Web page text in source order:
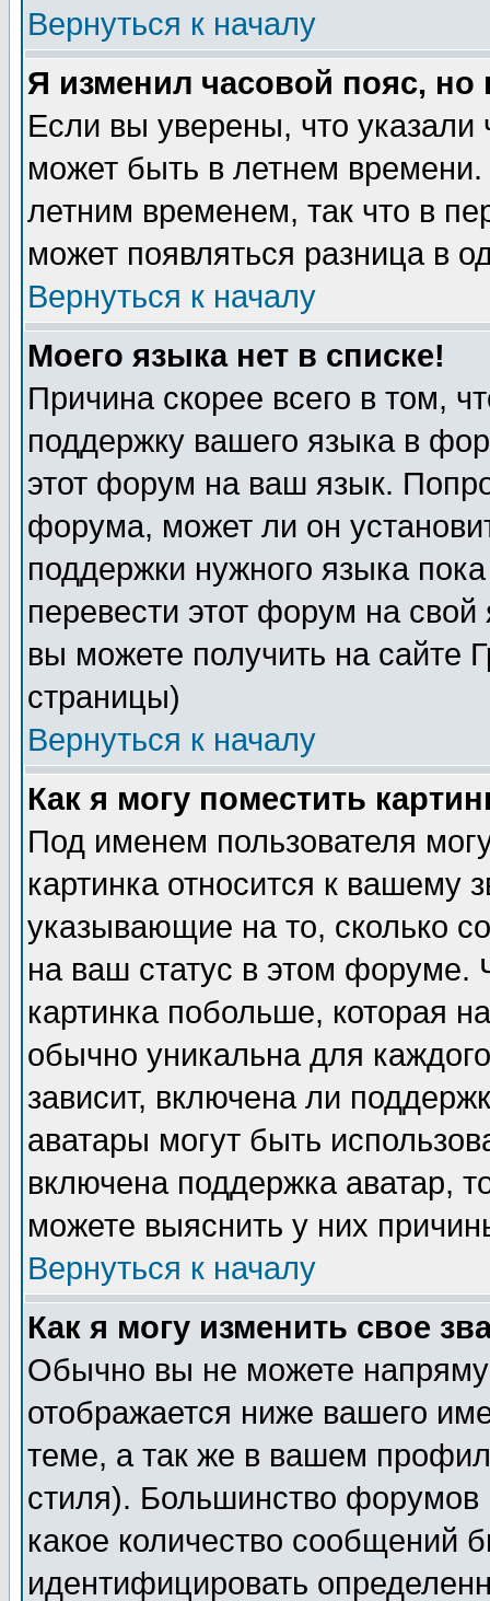
Вернуться к началу
Я изменил часовой пояс,
Если вы уверены, что указали
может быть в летнем
летним временем, так что в
может появляться разница в
Вернуться к началу
Моего языка нет в списке!
Причина скорее всего в том,
поддержку вашего языка в
этот форум на ваш язык.
форума, может ли он
поддержки нужного языка
перевести этот форум на
вы можете получить на сайте
страницы)
Вернуться к началу
Как я могу поместить
Под именем пользователя
картинка относится к вашему
указывающие на то, сколько
на ваш статус в этом форуме.
картинка побольше, которая
обычно уникальна для
зависит, включена ли
аватары могут быть
включена поддержка аватар,
можете выяснить у них
Вернуться к началу
Как я могу изменить свое
Обычно вы не можете
отображается ниже вашего
теме, а так же в вашем
стиля). Большинство форумов
какое количество сообщений
идентифицировать